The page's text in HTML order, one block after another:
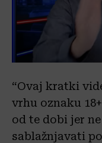
“Ovaj kratki
vrhu oznaku
od te dobi jer
sablažnjavati